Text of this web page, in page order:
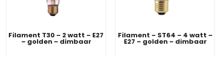
Filament T30 – 2 watt – E27
– golden – dimbaar
Filament – ST64 – 4 watt –
E27 – golden – dimbaar